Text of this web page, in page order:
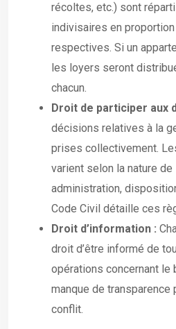
récoltes, etc.) sont
indivisaires en
respectives. Si un
les loyers seront
chacun.
Droit de participer aux
décisions relatives à la
prises collectivement.
varient selon la nature de
administration,
Code Civil détaille ces
Droit d’information :
droit d’être informé de
opérations concernant le
manque de transparence
conflit.